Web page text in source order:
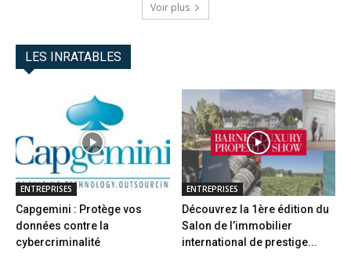
Voir plus
LES INRATABLES
ENTREPRISES
Capgemini : Protège vos
données contre la
cybercriminalité
ENTREPRISES
Découvrez la 1ère édition du
Salon de l’immobilier
international de prestige...